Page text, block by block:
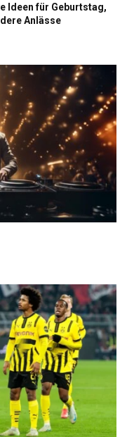
Ideen für Geburtstag,
Anlässe